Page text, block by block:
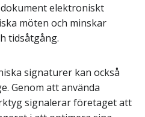
elektroniskt
möten och minskar
tidsåtgång.
signaturer kan också
Genom att använda
signalerar företaget att